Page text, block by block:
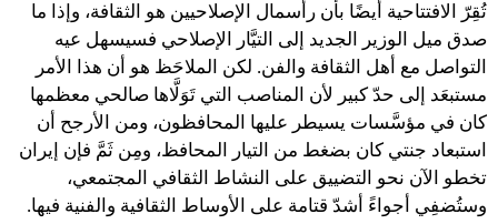
تُقِرّ الافتتاحية أيضًا بأن رأسمال الإصلاحيين هو الثقافة، وإذا ما
صدق ميل الوزير الجديد إلى التيَّار الإصلاحي فسيسهل عيه
التواصل مع أهل الثقافة والفن. لكن الملاحَظ هو أن هذا الأمر
مستبعَد إلى حدّ كبير لأن المناصب التي تَوَلَّاها صالحي معظمها
كان في مؤسَّسات يسيطر عليها المحافظون، ومن الأرجح أن
استبعاد جنتي كان بضغط من التيار المحافظ، ومِن ثَمَّ فإن إيران
تخطو الآن نحو التضييق على النشاط الثقافي المجتمعي،
وستُضفِي أجواءً أشدّ قتامة على الأوساط الثقافية والفنية فيها.